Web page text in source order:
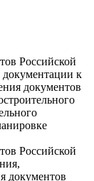
Российской
к
документов
Российской
документов